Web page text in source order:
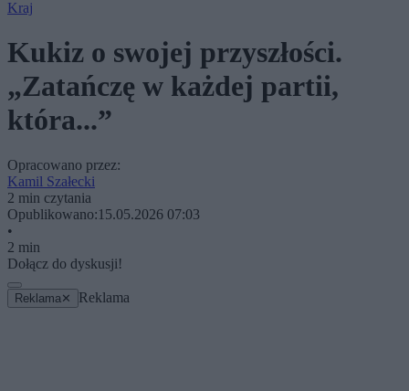
Kraj
Kukiz o swojej przyszłości.
„Zatańczę w każdej partii,
która...”
Opracowano przez:
Kamil Szałecki
2 min czytania
Opublikowano:15.05.2026 07:03
•
2 min
Dołącz do dyskusji!
Reklama ✕ Reklama